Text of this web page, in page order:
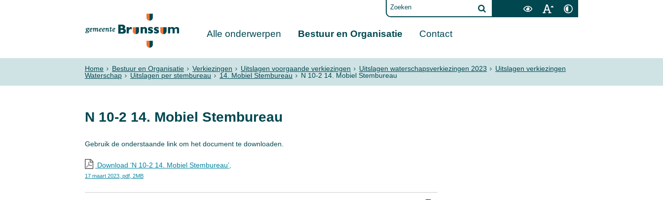
Alle onderwerpen Bestuur en Organisatie Contact
Home Bestuur en Organisatie Verkiezingen Uitslagen voorgaande verkiezingen Uitslagen waterschapsverkiezingen 2023
Uitslagen verkiezingen
Waterschap
Uitslagen per stembureau 14. Mobiel Stembureau N 10-2 14. Mobiel Stembureau
N 10-2 14. Mobiel Stembureau
Gebruik de onderstaande link om het document te downloaden.
Download ‘N 10-2 14. Mobiel Stembureau’,
17 maart 2023, pdf , 2MB